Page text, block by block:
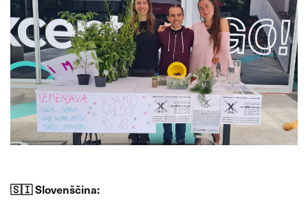
🇸🇮 Slovenščina: